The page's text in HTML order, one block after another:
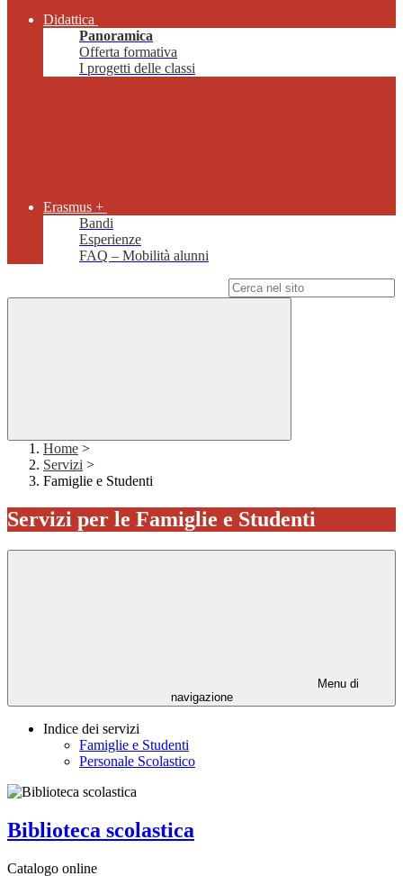
Didattica
Panoramica
Offerta formativa
I progetti delle classi
Erasmus +
Bandi
Esperienze
FAQ – Mobilità alunni
Home >
Servizi >
Famiglie e Studenti
Servizi per le Famiglie e Studenti
Menu di
navigazione
Indice dei servizi
Famiglie e Studenti
Personale Scolastico
Biblioteca scolastica
Catalogo online